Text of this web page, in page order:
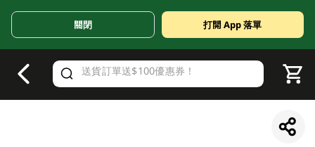
Valid Until 30 June 2026
關閉 打開 App 落單